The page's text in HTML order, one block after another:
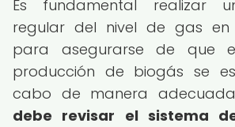
Es fundamental realizar
regular del nivel de gas en
para asegurarse de que
producción de biogás se
cabo de manera
debe revisar el sistema